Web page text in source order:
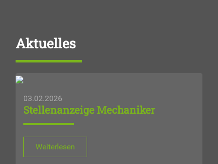
Aktuelles
03.02.2026
Stellenanzeige Mechaniker
Weiterlesen